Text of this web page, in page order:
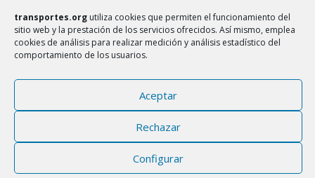
transportes.org utiliza cookies que permiten el funcionamiento del
sitio web y la prestación de los servicios ofrecidos. Así mismo, emplea
cookies de análisis para realizar medición y análisis estadístico del
comportamiento de los usuarios.
Aceptar
Rechazar
Configurar
y sacar 25.000 agentes a la calle.
Las Provincias
* Las Fuerzas de Seguridad frenan una manifestación de
ABC